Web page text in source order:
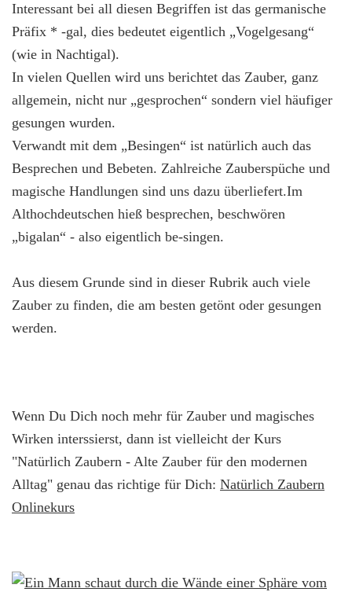
Interessant bei all diesen Begriffen ist das germanische
Präfix * -gal, dies bedeutet eigentlich „Vogelgesang“
(wie in Nachtigal).
In vielen Quellen wird uns berichtet das Zauber, ganz
allgemein, nicht nur „gesprochen“ sondern viel häufiger
gesungen wurden.
Verwandt mit dem „Besingen“ ist natürlich auch das
Besprechen und Bebeten. Zahlreiche Zauberspüche und
magische Handlungen sind uns dazu überliefert.Im
Althochdeutschen hieß besprechen, beschwören
„bigalan“ - also eigentlich be-singen.
Aus diesem Grunde sind in dieser Rubrik auch viele
Zauber zu finden, die am besten getönt oder gesungen
werden.
Wenn Du Dich noch mehr für Zauber und magisches
Wirken interssierst, dann ist vielleicht der Kurs
"Natürlich Zaubern - Alte Zauber für den modernen
Alltag" genau das richtige für Dich: Natürlich Zaubern
Onlinekurs